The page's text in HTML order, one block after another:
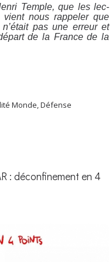
Temple, que les lec­
nous rap­pe­ler que
pas une erreur et
de la France de la
Monde,Défense
: déconfinement en 4